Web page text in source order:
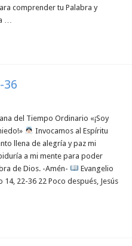
comprender tu Palabra y
…
36
del Tiempo Ordinario «¡Soy
Invocamos al Espíritu
llena de alegría y paz mi
a mi mente para poder
de Dios. -Amén-
Evangelio
14, 22-36 22 Poco después, Jesús